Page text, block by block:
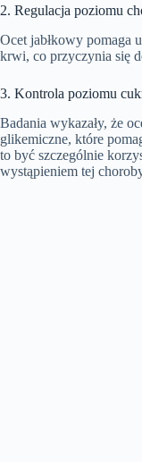
2. Regulacja poziomu
Ocet jabłkowy pomaga
krwi, co przyczynia się
3. Kontrola poziomu
Badania wykazały, że
glikemiczne, które
to być szczególnie
wystąpieniem tej